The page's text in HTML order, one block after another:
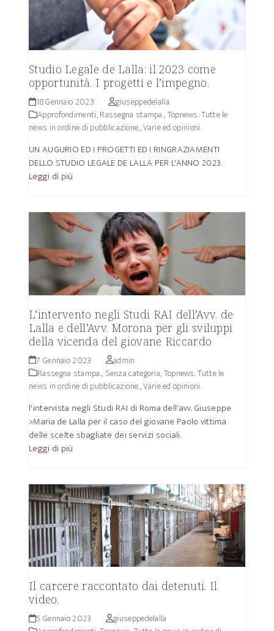
Studio Legale de Lalla: il 2023 come
opportunità. I progetti e l’impegno.
18 Gennaio 2023
giuseppedelalla
Approfondimenti,Rassegna stampa.,Topnews. Tutte le
news in ordine di pubblicazione.,Varie ed opinioni.
UN AUGURIO ED I PROGETTI ED I RINGRAZIAMENTI
DELLO STUDIO LEGALE DE LALLA PER L'ANNO 2023.
Leggi di più
L’intervento negli Studi RAI dell’Avv. de
Lalla e dell’Avv. Morona per gli sviluppi
della vicenda del giovane Riccardo
7 Gennaio 2023
admin
Rassegna stampa., Senza categoria,Topnews. Tutte le
news in ordine di pubblicazione.,Varie ed opinioni.
l'intervista negli Studi RAI di Roma dell'avv. Giuseppe
>Maria de Lalla per il caso del giovane Paolo vittima
delle scelte sbagliate dei servizi sociali.
Leggi di più
Il carcere raccontato dai detenuti. Il
video.
5 Gennaio 2023
giuseppedelalla